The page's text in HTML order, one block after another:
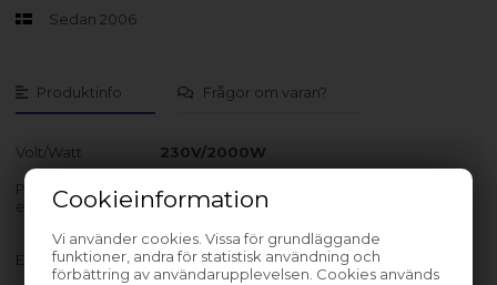
Cookieinformation
Vi använder cookies. Vissa för grundläggande
funktioner, andra för statistisk användning och
förbättring av användarupplevelsen. Cookies används
Produktinfo Frågor om varan?
Volt/Watt 230V/2000W
Produkten passar endast till modeller med PNC-nr. som räknas
efter bindestreck.
EKK603500X - 947740975-00
Sedan 2006